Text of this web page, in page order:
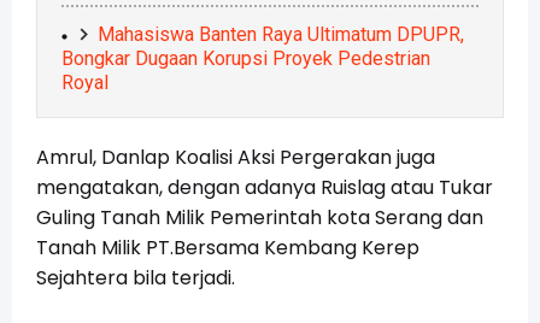
Mahasiswa Banten Raya Ultimatum DPUPR,
Bongkar Dugaan Korupsi Proyek Pedestrian
Royal
Amrul, Danlap Koalisi Aksi Pergerakan juga
mengatakan, dengan adanya Ruislag atau Tukar
Guling Tanah Milik Pemerintah kota Serang dan
Tanah Milik PT.Bersama Kembang Kerep
Sejahtera bila terjadi.